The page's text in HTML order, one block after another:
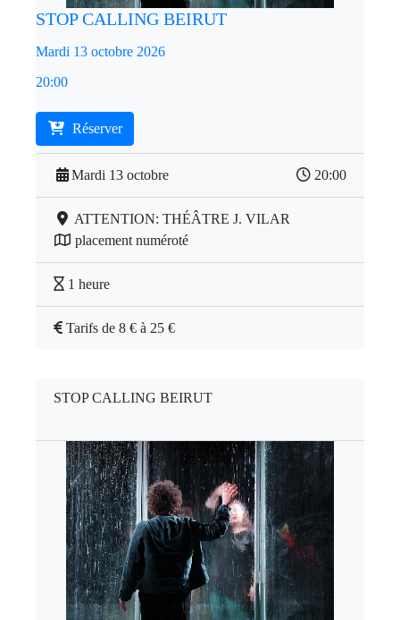
STOP CALLING BEIRUT
Mardi 13 octobre 2026
20:00
Réserver
Mardi 13 octobre 20:00
ATTENTION: THÉÂTRE J. VILAR
placement numéroté
1 heure
Tarifs de 8 € à 25 €
STOP CALLING BEIRUT